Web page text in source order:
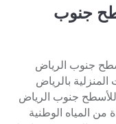
جنوب
جنوب الرياض
بالرياض
جنوب الرياض
من المياه الوطنية